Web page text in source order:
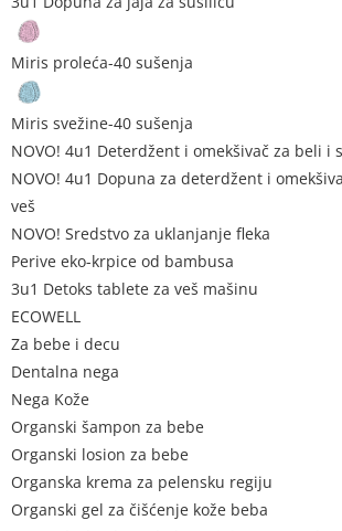
Miris proleća-40 sušenja
Miris svežine-40 sušenja
NOVO! 4u1 Deterdžent i omekšivač za beli i
NOVO! 4u1 Dopuna za deterdžent i
veš
NOVO! Sredstvo za uklanjanje fleka
Perive eko-krpice od bambusa
3u1 Detoks tablete za veš mašinu
ECOWELL
Za bebe i decu
Dentalna nega
Nega Kože
Organski šampon za bebe
Organski losion za bebe
Organska krema za pelensku regiju
Organski gel za čišćenje kože beba